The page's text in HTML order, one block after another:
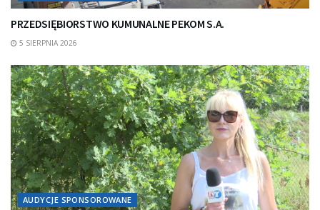
PRZEDSIĘBIORSTWO KUMUNALNE PEKOM S.A.
5 SIERPNIA 2026
AUDYCJE SPONSOROWANE